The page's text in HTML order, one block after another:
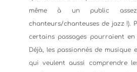
même à un public assez
chanteurs/chanteuses de jazz !).
certains passages pourraient en
Déjà, les passionnés de musique
qui veulent aussi comprendre